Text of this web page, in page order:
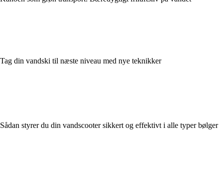
Tag din vandski til næste niveau med nye teknikker
Sådan styrer du din vandscooter sikkert og effektivt i alle typer bølger